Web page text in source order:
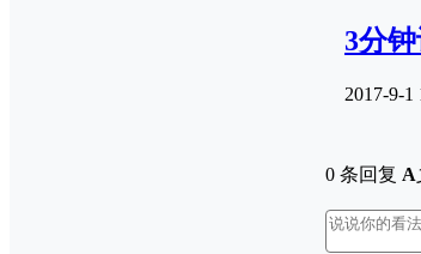
3分
2017-9-1
0 条回复 A